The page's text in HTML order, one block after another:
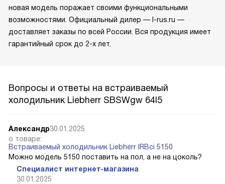
новая модель поражает своими функциональными
возможностями. Официальный дилер — l-rus.ru —
доставляет заказы по всей России. Вся продукция имеет
гарантийный срок до 2-х лет.
Вопросы и ответы на встраиваемый
холодильник Liebherr SBSWgw 64I5
Александр30.01.2025
о товаре:
Встраиваемый холодильник Liebherr IRBci 5150
Можно модель 5150 поставить на пол, а не на цоколь?
Специалист интернет-магазина
30.01.2025